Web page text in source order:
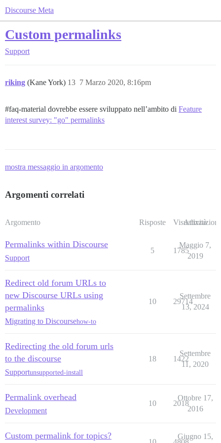
Discourse Meta
Custom permalinks
Support
riking (Kane York) 7 Marzo 2020, 8:16pm
13
#faq-material dovrebbe essere sviluppato nell’ambito di Feature
interest survey: "go" permalinks
mostra messaggio in argomento
Argomenti correlati
Argomento Risposte Visualizzazioni
Attività
Permalinks within Discourse
Support
5 1785
Maggio 7,
2019
Redirect old forum URLs to
new Discourse URLs using
permalinks
Migrating to Discoursehow-to
10 29714
Settembre
13, 2024
Redirecting the old forum urls
to the discourse
Supportunsupported-install
18 1422
Settembre
11, 2020
Permalink overhead
Development
10 2018
Ottobre 17,
2016
Custom permalink for topics? Giugno 15,